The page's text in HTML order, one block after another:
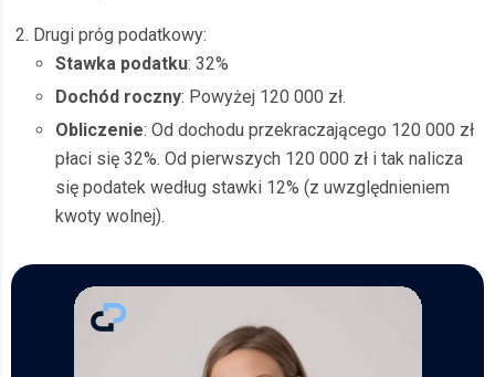
Drugi próg podatkowy:
Stawka podatku: 32%
Dochód roczny: Powyżej 120 000 zł.
Obliczenie: Od dochodu przekraczającego 120 000 zł
płaci się 32%. Od pierwszych 120 000 zł i tak nalicza
się podatek według stawki 12% (z uwzględnieniem
kwoty wolnej).